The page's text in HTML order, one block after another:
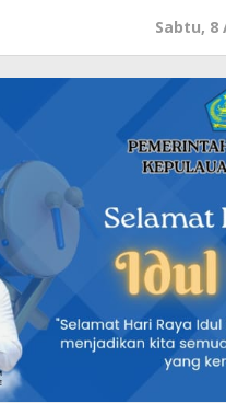
Sabtu, 8